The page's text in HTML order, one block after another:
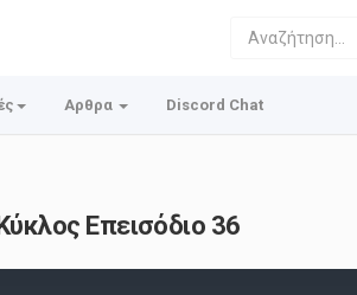
Αρθρα Discord Chat
Επεισόδιο 36